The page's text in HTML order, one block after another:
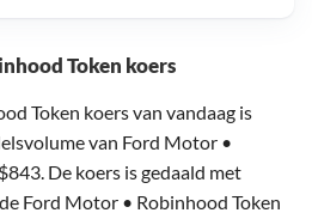
Token koers
Token koers van vandaag is
van Ford Motor •
De koers is gedaald met
Ford Motor • Robinhood Token